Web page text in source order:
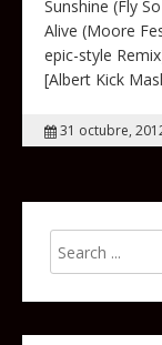
Sunshine (Fly
Alive (Moore
epic-style
[Albert Kick
31 octubre,